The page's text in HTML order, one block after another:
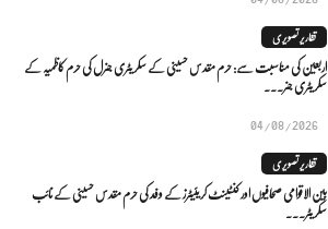
تقاریر تصویری
اربعین کی مناسبت سے: حرم مقدس حسینی کے سکریٹری جنرل کی حرم کاظمیہ کے
سکریٹری جنر...
04/08/2026
تقاریر تصویری
بین الاقوامی صحافیوں اور کنٹینٹ کریئیٹرز کے وفد کی حرم مقدس حسینی کے نائب
سکریٹر...